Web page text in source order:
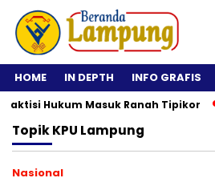
HOME IN DEPTH INFO GRAFIS
Hukum Masuk Ranah Tipikor
TopikKPU Lampung
Nasional